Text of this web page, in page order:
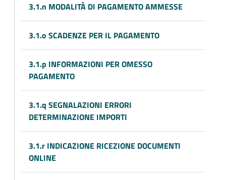
3.1.n MODALITÀ DI PAGAMENTO AMMESSE
3.1.o SCADENZE PER IL PAGAMENTO
3.1.p INFORMAZIONI PER OMESSO
PAGAMENTO
3.1.q SEGNALAZIONI ERRORI
DETERMINAZIONE IMPORTI
3.1.r INDICAZIONE RICEZIONE DOCUMENTI
ONLINE